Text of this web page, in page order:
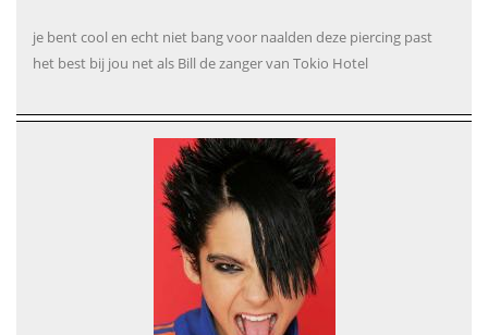
je bent cool en echt niet bang voor naalden deze piercing past
het best bij jou net als Bill de zanger van Tokio Hotel